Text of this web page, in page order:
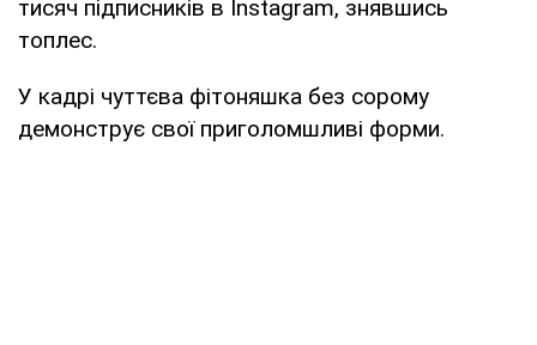
тисяч пiдписникiв в Instagram, знявшись
топлес.
У кадрі чуттєва фітоняшка без сорому
демонструє свої приголомшливі форми.